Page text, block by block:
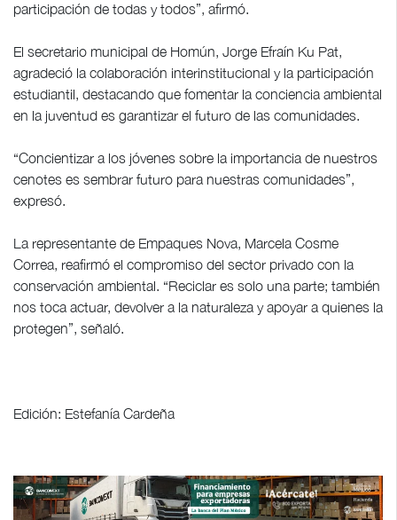
participación de todas y todos”, afirmó.
El secretario municipal de Homún, Jorge Efraín Ku Pat,
agradeció la colaboración interinstitucional y la participación
estudiantil, destacando que fomentar la conciencia ambiental
en la juventud es garantizar el futuro de las comunidades.
“Concientizar a los jóvenes sobre la importancia de nuestros
cenotes es sembrar futuro para nuestras comunidades”,
expresó.
La representante de Empaques Nova, Marcela Cosme
Correa, reafirmó el compromiso del sector privado con la
conservación ambiental. “Reciclar es solo una parte; también
nos toca actuar, devolver a la naturaleza y apoyar a quienes la
protegen”, señaló.
Edición: Estefanía Cardeña